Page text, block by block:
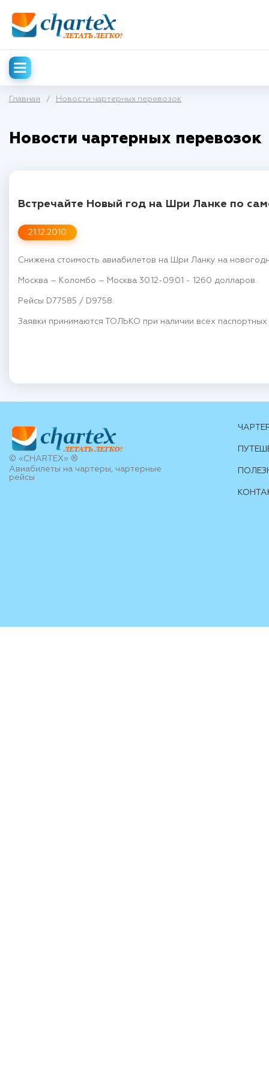
Главная / Новости чартерных перевозок
Новости чартерных перевозок
21.12.2010
Встречайте Новый год на Шри Ланке по
Снижена стоимость авиабилетов на Шри Ланку на
Москва – Коломбо – Москва 30.12-09.01 - 1260 долларов.
Рейсы D77585 / D9758.
Заявки принимаются ТОЛЬКО при наличии всех
© «CHARTEX» ®
Авиабилеты на чартеры, чартерные
рейсы